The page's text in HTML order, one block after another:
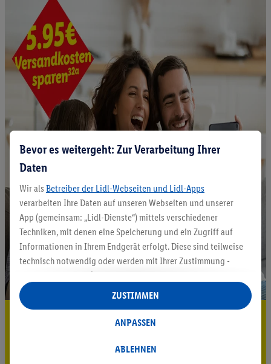
5.95 € Versand sparen³²ᵃ
Bevor es weitergeht: Zur Verarbeitung Ihrer
Daten
Wir als Betreiber der Lidl-Webseiten und Lidl-Apps
verarbeiten Ihre Daten auf unseren Webseiten und unserer
App (gemeinsam: „Lidl-Dienste“) mittels verschiedener
Techniken, mit denen eine Speicherung und ein Zugriff auf
Informationen in Ihrem Endgerät erfolgt. Diese sind teilweise
technisch notwendig oder werden mit Ihrer Zustimmung -
auch durch Partner (u.a.
Verantwortliche; im Zusammenhang mit dem IAB TCF
insgesamt
Statistik-Erstellung oder für personalisierte Werbung
Datenverarbeitungen für personalisierte Werbung werden
ABLEHNEN
ANPASSEN
ZUSTIMMEN